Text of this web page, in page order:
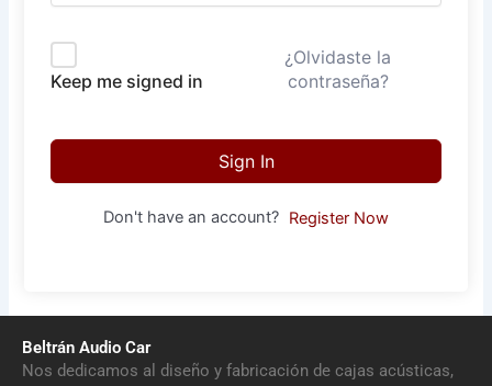
Keep me signed in
¿Olvidaste la
contraseña?
Sign In
Don't have an account? Register Now
Beltrán Audio Car
Nos dedicamos al diseño y fabricación de cajas acústicas,